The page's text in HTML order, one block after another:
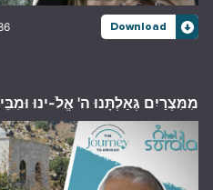
Download
מִמִּצְרַיִם גְּאַלְתָּנוּ ה' אֱלֹ-ינוּ